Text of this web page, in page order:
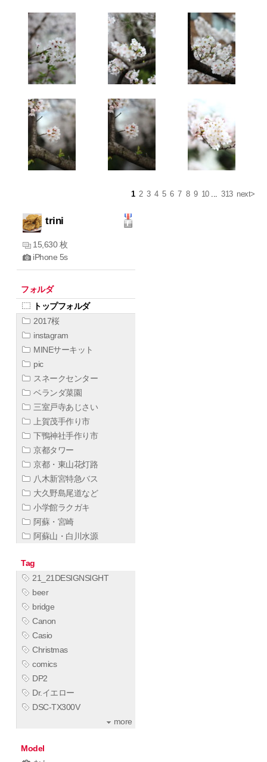
1 2 3 4 5 6 7 8 9 10... 313 next>
trini
15,630 枚
iPhone 5s
フォルダ
トップフォルダ
2017桜
instagram
MINEサーキット
pic
スネークセンター
ベランダ菜園
三室戸寺あじさい
上賀茂手作り市
下鴨神社手作り市
京都タワー
京都・東山花灯路
八木新宮特急バス
大久野島尾道など
小学館ラクガキ
阿蘇・宮崎
阿蘇山・白川水源
Tag
21_21DESIGNSIGHT
beer
bridge
Canon
Casio
Christmas
comics
DP2
Dr.イエロー
DSC-TX300V
more
Model